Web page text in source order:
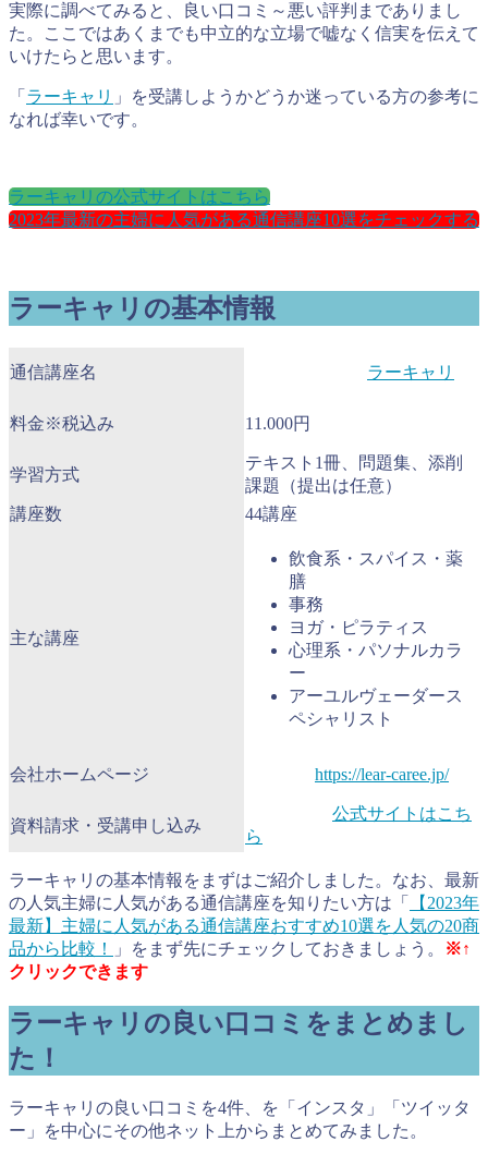
実際に調べてみると、良い口コミ～悪い評判までありまし
た。ここではあくまでも中立的な立場で嘘なく信実を伝えて
いけたらと思います。
「 ラーキャリ 」を受講しようかどうか迷っている方の参考に
なれば幸いです。
ラーキャリの公式サイトはこちら
2023年最新の主婦に人気がある通信講座10選をチェックする
ラーキャリの基本情報
通信講座名 ラーキャリ
料金※税込み 11.000円
学習方式
テキスト1冊、問題集、添削
課題（提出は任意）
講座数
44講座
主な講座
飲食系・スパイス・薬
膳
事務
ヨガ・ピラティス
心理系・パソナルカラ
ー
アーユルヴェーダース
ペシャリスト
会社ホームページ https://lear-caree.jp/
資料請求・受講申し込み
公式サイトはこち
ら
ラーキャリの基本情報をまずはご紹介しました。なお、最新
の人気主婦に人気がある通信講座を知りたい方は「
【2023年
最新】主婦に人気がある通信講座おすすめ10選を人気の20商
品から比較！
」をまず先にチェックしておきましょう。
※↑
クリックできます
ラーキャリの良い口コミをまとめまし
た！
ラーキャリの良い口コミを4件、を「インスタ」「ツイッタ
ー」を中心にその他ネット上からまとめてみました。